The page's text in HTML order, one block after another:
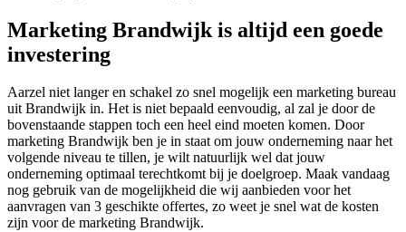
Marketing Brandwijk is altijd een goede
investering
Aarzel niet langer en schakel zo snel mogelijk een marketing bureau
uit Brandwijk in. Het is niet bepaald eenvoudig, al zal je door de
bovenstaande stappen toch een heel eind moeten komen. Door
marketing Brandwijk ben je in staat om jouw onderneming naar het
volgende niveau te tillen, je wilt natuurlijk wel dat jouw
onderneming optimaal terechtkomt bij je doelgroep. Maak vandaag
nog gebruik van de mogelijkheid die wij aanbieden voor het
aanvragen van 3 geschikte offertes, zo weet je snel wat de kosten
zijn voor de marketing Brandwijk.